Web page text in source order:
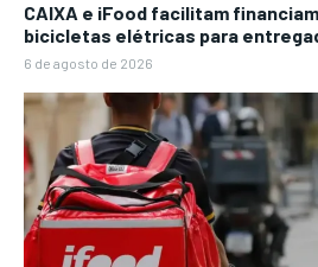
CAIXA e iFood facilitam
bicicletas elétricas para
6 de agosto de 2026